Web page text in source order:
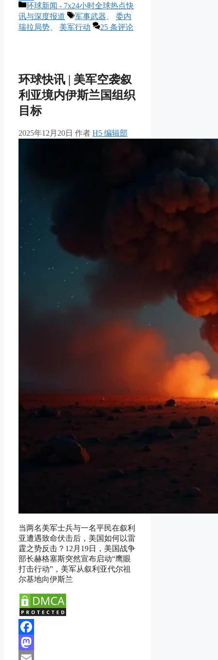
分
享
分
类
环球新闻 - 7x24小时全球热点快
讯与深度报道
标
签
军事武器
委内
瑞拉局势
美军行动 25 条评论
环球快讯 | 美军空袭叙
利亚境内伊斯兰国组织
目标
2025年12月20日 作者 H5 编辑部
当两名美军士兵与一名平民在叙利
亚遭遇致命伏击后，美国如何以雷
霆之势反击？12月19日，美国战争
部长赫格塞斯突然宣布启动“鹰眼
打击行动”，美军从叙利亚代尔祖
尔基地向伊斯兰
Facebook
Mastodon